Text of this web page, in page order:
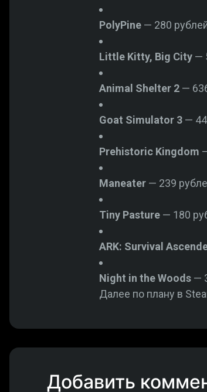
PolyPine— 280 рублей
Little Kitty, Big City—
Animal Shelter 2—
Goat Simulator 3—
Prehistoric Kingdom
Maneater — 239
Tiny Pasture— 180
ARK: Survival
Night in the Woods—
Далее по плану в
Добавить